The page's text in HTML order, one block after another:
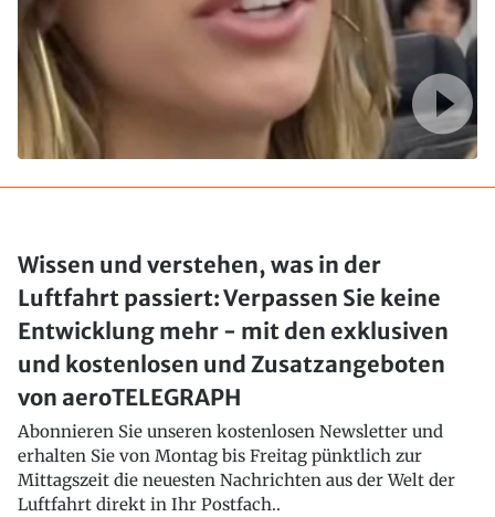
Wissen und verstehen, was in der
Luftfahrt passiert: Verpassen Sie keine
Entwicklung mehr - mit den exklusiven
und kostenlosen und Zusatzangeboten
von aeroTELEGRAPH
Abonnieren Sie unseren kostenlosen Newsletter und
erhalten Sie von Montag bis Freitag pünktlich zur
Mittagszeit die neuesten Nachrichten aus der Welt der
Luftfahrt direkt in Ihr Postfach..